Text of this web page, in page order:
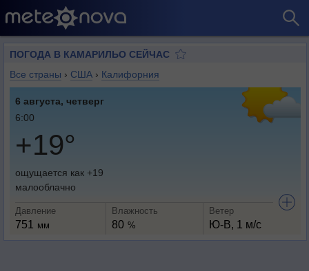
ПОГОДА В КАМАРИЛЬО СЕЙЧАС
Все страны › США › Калифорния
6 августа, четверг
6:00
+19°
ощущается как +19
малооблачно
Давление
751 мм
Влажность
80 %
Ветер
Ю-В, 1 м/с